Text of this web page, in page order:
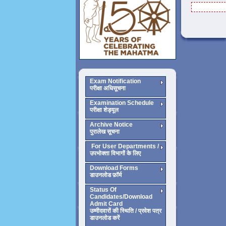
Exam Notification
परीक्षा अधिसूचना
Examination Schedule
परीक्षा शेड्यूल
Archive Notice
पुरालेख सूचना
For User Departments /
उपभोक्ता विभागों के लिए
Download Forms
डाउनलोड फ़ॉर्म
Status Of
Candidates/Download
Admit Card
उम्मीदवारों की स्थिति / प्रवेश पत्र
डाउनलोड करें